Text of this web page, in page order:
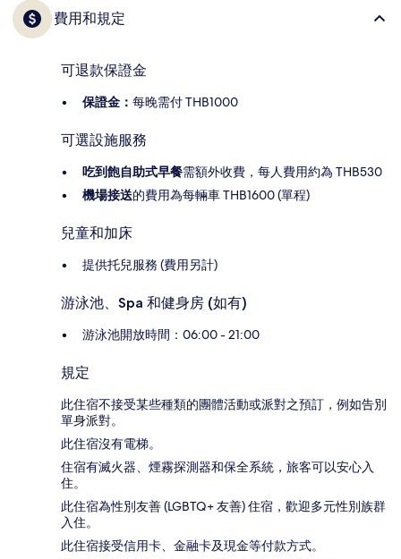
費用和規定
可退款保證金
保證金： 每晚需付 THB1000
可選設施服務
吃到飽自助式早餐需額外收費，每人費用約為 THB530
機場接送的費用為每輛車 THB1600 (單程)
兒童和加床
提供托兒服務 (費用另計)
游泳池、Spa 和健身房 (如有)
游泳池開放時間：06:00 - 21:00
規定
此住宿不接受某些種類的團體活動或派對之預訂，例如告別
單身派對。
此住宿沒有電梯。
住宿有滅火器、煙霧探測器和保全系統，旅客可以安心入
住。
此住宿為性別友善 (LGBTQ+ 友善) 住宿，歡迎多元性別族群
入住。
此住宿接受信用卡、金融卡及現金等付款方式。